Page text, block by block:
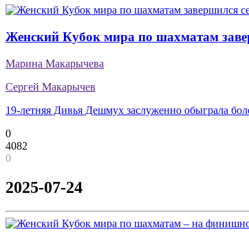
Женский Кубок мира по шахматам
Марина Макарычева
Сергей Макарычев
19-летняя Дивья Дешмух заслуженно обыграла
0
4082
0
2025-07-24